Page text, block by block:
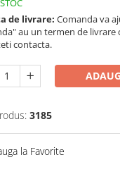
de livrare: Comanda va
au un termen de livrare
contacta.
3185
la Favorite